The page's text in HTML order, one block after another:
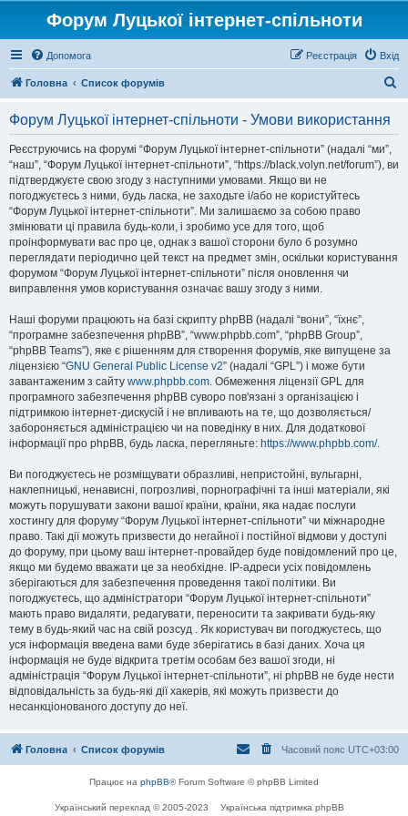
Форум Луцької інтернет-спільноти
Допомога Вхід
Реєстрація
Головна Список форумів
Форум Луцької інтернет-спільноти - Умови використання
Реєструючись на форумі “Форум Луцької інтернет-спільноти” (надалі “ми”,
“наш”, “Форум Луцької інтернет-спільноти”, “https://black.volyn.net/forum”), ви
підтверджуєте свою згоду з наступними умовами. Якщо ви не
погоджуєтесь з ними, будь ласка, не заходьте і/або не користуйтесь
“Форум Луцької інтернет-спільноти”. Ми залишаємо за собою право
змінювати ці правила будь-коли, і зробимо усе для того, щоб
проінформувати вас про це, однак з вашої сторони було б розумно
переглядати періодично цей текст на предмет змін, оскільки користування
форумом “Форум Луцької інтернет-спільноти” після оновлення чи
виправлення умов користування означає вашу згоду з ними.
Наші форуми працюють на базі скрипту phpBB (надалі “вони”, “їхнє”,
“програмне забезпечення phpBB”, “www.phpbb.com”, “phpBB Group”,
“phpBB Teams”), яке є рішенням для створення форумів, яке випущене за
ліцензією “GNU General Public License v2” (надалі “GPL”) і може бути
завантаженим з сайту www.phpbb.com. Обмеження ліцензії GPL для
програмного забезпечення phpBB суворо пов'язані з організацією і
підтримкою інтернет-дискусій і не впливають на те, що дозволяється/
забороняється адміністрацією чи на поведінку в них. Для додаткової
інформації про phpBB, будь ласка, перегляньте: https://www.phpbb.com/.
Ви погоджуєтесь не розміщувати образливі, непристойні, вульгарні,
наклепницькі, ненависні, погрозливі, порнографічні та інші матеріали, які
можуть порушувати закони вашої країни, країни, яка надає послуги
хостингу для форуму “Форум Луцької інтернет-спільноти” чи міжнародне
право. Такі дії можуть призвести до негайної і постійної відмови у доступі
до форуму, при цьому ваш інтернет-провайдер буде повідомлений про це,
якщо ми будемо вважати це за необхідне. IP-адреси усіх повідомлень
зберігаються для забезпечення проведення такої політики. Ви
погоджуєтесь, що адміністратори “Форум Луцької інтернет-спільноти”
мають право видаляти, редагувати, переносити та закривати будь-яку
тему в будь-який час на свій розсуд . Як користувач ви погоджуєтесь, що
уся інформація введена вами буде зберігатись в базі даних. Хоча ця
інформація не буде відкрита третім особам без вашої згоди, ні
адміністрація “Форум Луцької інтернет-спільноти”, ні phpBB не буде нести
відповідальність за будь-які дії хакерів, які можуть призвести до
несанкціонованого доступу до неї.
Головна Список форумів Часовий пояс UTC+03:00
Працює на phpBB® Forum Software © phpBB Limited
Український переклад © 2005-2023 Українська підтримка phpBB